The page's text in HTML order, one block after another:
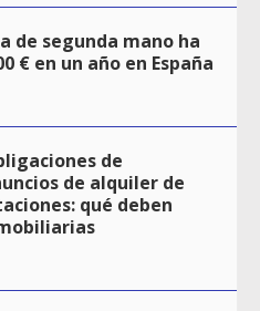
de segunda mano ha
€ en un año en España
de
de alquiler de
qué deben